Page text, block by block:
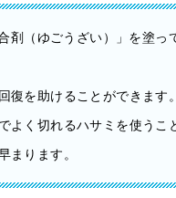
剤（ゆごうざい）」を塗っ
復を助けることができます。
く切れるハサミを使うこ
まります。